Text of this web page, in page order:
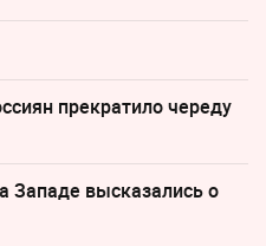
прекратило череду
Западе высказались о